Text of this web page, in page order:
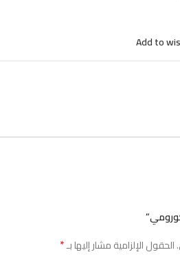
Add to
الحقول الإلزامية مشار إليها بـ*